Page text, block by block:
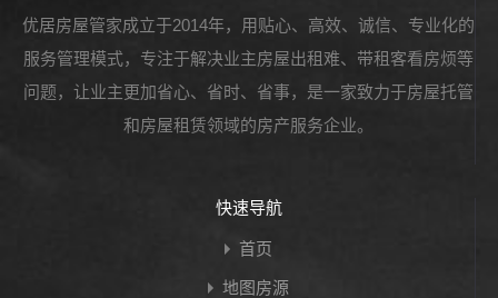
优居房屋管家成立于2014年，用贴心、高效、诚信、专业化的
服务管理模式，专注于解决业主房屋出租难、带租客看房烦等
问题，让业主更加省心、省时、省事，是一家致力于房屋托管
和房屋租赁领域的房产服务企业。
快速导航
首页
地图房源